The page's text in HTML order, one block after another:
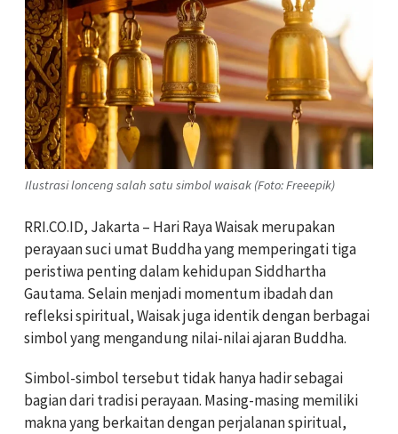
Ilustrasi lonceng salah satu simbol waisak (Foto: Freeepik)
RRI.CO.ID, Jakarta – Hari Raya Waisak merupakan
perayaan suci umat Buddha yang memperingati tiga
peristiwa penting dalam kehidupan Siddhartha
Gautama. Selain menjadi momentum ibadah dan
refleksi spiritual, Waisak juga identik dengan berbagai
simbol yang mengandung nilai-nilai ajaran Buddha.
Simbol-simbol tersebut tidak hanya hadir sebagai
bagian dari tradisi perayaan. Masing-masing memiliki
makna yang berkaitan dengan perjalanan spiritual,